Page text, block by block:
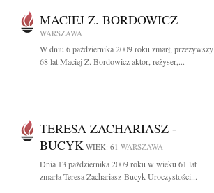
MACIEJ Z. BORDOWICZ
WARSZAWA
W dniu 6 października 2009 roku zmarł, przeżywszy
68 lat Maciej Z. Bordowicz aktor, reżyser,...
TERESA ZACHARIASZ -
BUCYK WIEK: 61 WARSZAWA
Dnia 13 października 2009 roku w wieku 61 lat
zmarła Teresa Zachariasz-Bucyk Uroczystości...